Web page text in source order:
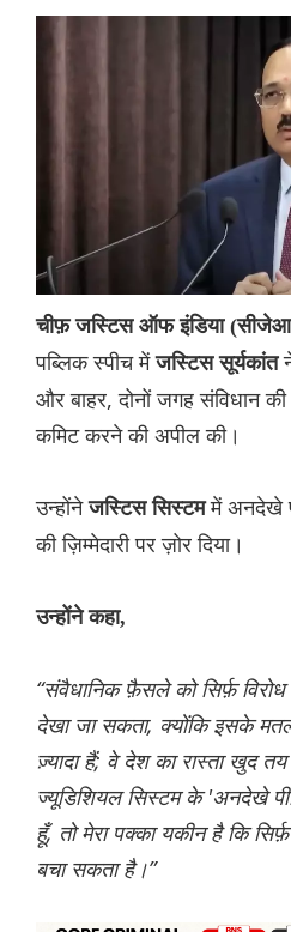
चीफ़ जस्टिस ऑफ इंडिया
पब्लिक स्पीच मेंजस्टिस सूर्यकांत
और बाहर, दोनों जगह संविधान
कमिट करने की अपील की।
उन्होंनेजस्टिस सिस्टममें अनदेखे
की ज़िम्मेदारी पर ज़ोर दिया।
उन्होंने कहा,
“संवैधानिक फ़ैसले को सिर्फ़
देखा जा सकता, क्योंकि इसके
ज़्यादा हैं; वे देश का रास्ता खुद
ज्यूडिशियल सिस्टम के 'अनदेखे
हूँ, तो मेरा पक्का यकीन है कि
बचा सकता है।”